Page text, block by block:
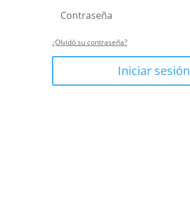
¿Olvidó su contraseña?
Iniciar sesión